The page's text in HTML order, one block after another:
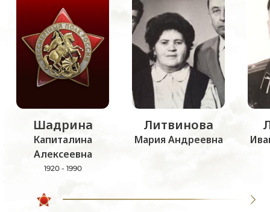
Шадрина
Капиталина
Алексеевна
1920 - 1990
Литвинова
Мария Андреевна